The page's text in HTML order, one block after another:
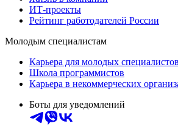
ИТ-проекты
Рейтинг работодателей России
Молодым специалистам
Карьера для молодых специалистов
Школа программистов
Карьера в некоммерческих
Боты для уведомлений